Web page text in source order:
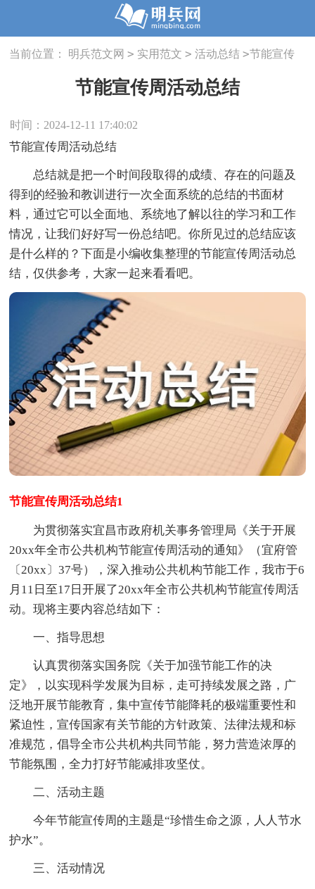
当前位置： 明兵范文网 > 实用范文 > 活动总结 >节能宣传
节能宣传周活动总结
时间：2024-12-11 17:40:02
节能宣传周活动总结
总结就是把一个时间段取得的成绩、存在的问题及
得到的经验和教训进行一次全面系统的总结的书面材
料，通过它可以全面地、系统地了解以往的学习和工作
情况，让我们好好写一份总结吧。你所见过的总结应该
是什么样的？下面是小编收集整理的节能宣传周活动总
结，仅供参考，大家一起来看看吧。
节能宣传周活动总结1
为贯彻落实宜昌市政府机关事务管理局《关于开展
20xx年全市公共机构节能宣传周活动的通知》（宜府管
〔20xx〕37号），深入推动公共机构节能工作，我市于6
月11日至17日开展了20xx年全市公共机构节能宣传周活
动。现将主要内容总结如下：
一、指导思想
认真贯彻落实国务院《关于加强节能工作的决
定》，以实现科学发展为目标，走可持续发展之路，广
泛地开展节能教育，集中宣传节能降耗的极端重要性和
紧迫性，宣传国家有关节能的方针政策、法律法规和标
准规范，倡导全市公共机构共同节能，努力营造浓厚的
节能氛围，全力打好节能减排攻坚仗。
二、活动主题
今年节能宣传周的主题是“珍惜生命之源，人人节水
护水”。
三、活动情况